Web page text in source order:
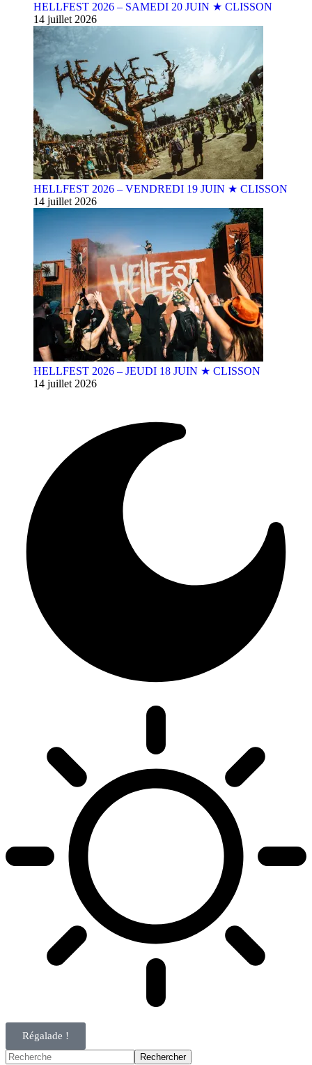
HELLFEST 2026 – SAMEDI 20 JUIN ★ CLISSON
14 juillet 2026
HELLFEST 2026 – VENDREDI 19 JUIN ★ CLISSON
14 juillet 2026
HELLFEST 2026 – JEUDI 18 JUIN ★ CLISSON
14 juillet 2026
Régalade !